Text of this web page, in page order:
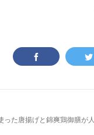
た唐揚げと錦爽鶏御膳が人